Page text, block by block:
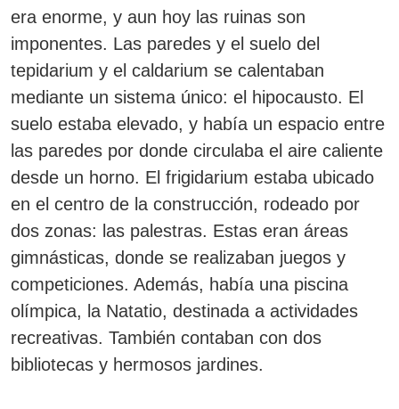
era enorme, y aun hoy las ruinas son
imponentes. Las paredes y el suelo del
tepidarium y el caldarium se calentaban
mediante un sistema único: el hipocausto. El
suelo estaba elevado, y había un espacio entre
las paredes por donde circulaba el aire caliente
desde un horno. El frigidarium estaba ubicado
en el centro de la construcción, rodeado por
dos zonas: las palestras. Estas eran áreas
gimnásticas, donde se realizaban juegos y
competiciones. Además, había una piscina
olímpica, la Natatio, destinada a actividades
recreativas. También contaban con dos
bibliotecas y hermosos jardines.